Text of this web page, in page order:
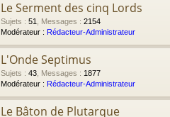
Le Serment des cinq Lords
Sujets : 51 Messages : 2154
Modérateur : Rédacteur-Administrateur
L'Onde Septimus
Sujets : 43 Messages : 1877
Modérateur : Rédacteur-Administrateur
Le Bâton de Plutarque